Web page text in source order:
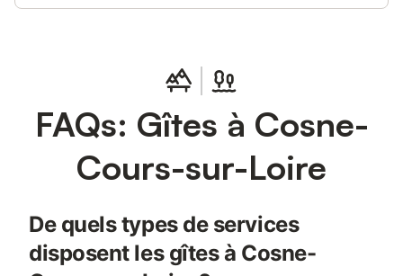
FAQs: Gîtes à Cosne-
Cours-sur-Loire
De quels types de services
disposent les gîtes à Cosne-